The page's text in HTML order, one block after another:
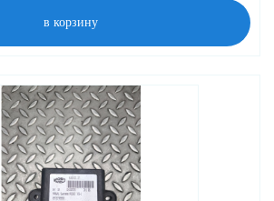
в корзину